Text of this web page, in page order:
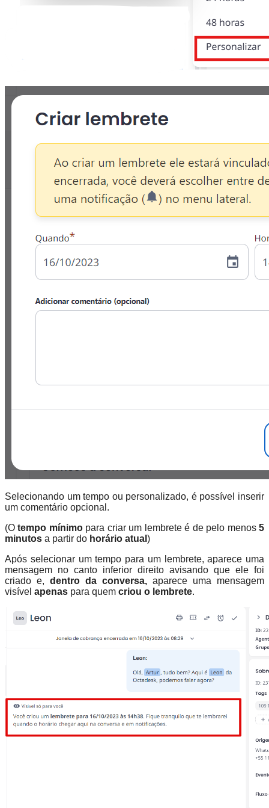
Selecionando um tempo ou personalizado, é possível inserir
um comentário opcional.
(Otempo mínimopara criar um lembrete é de pelo menos5
minutos a partir do horário atual )
Após selecionar um tempo para um lembrete, aparece uma
mensagem no canto inferior direito avisando que ele foi
criado e, dentro da conversa, aparece uma mensagem
visível apenas para quem criou o lembrete.